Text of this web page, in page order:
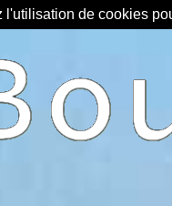
de cookies